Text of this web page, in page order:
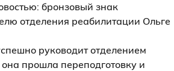
бронзовый знак
отделения реабилитации Ольге
руководит отделением
прошла переподготовку и